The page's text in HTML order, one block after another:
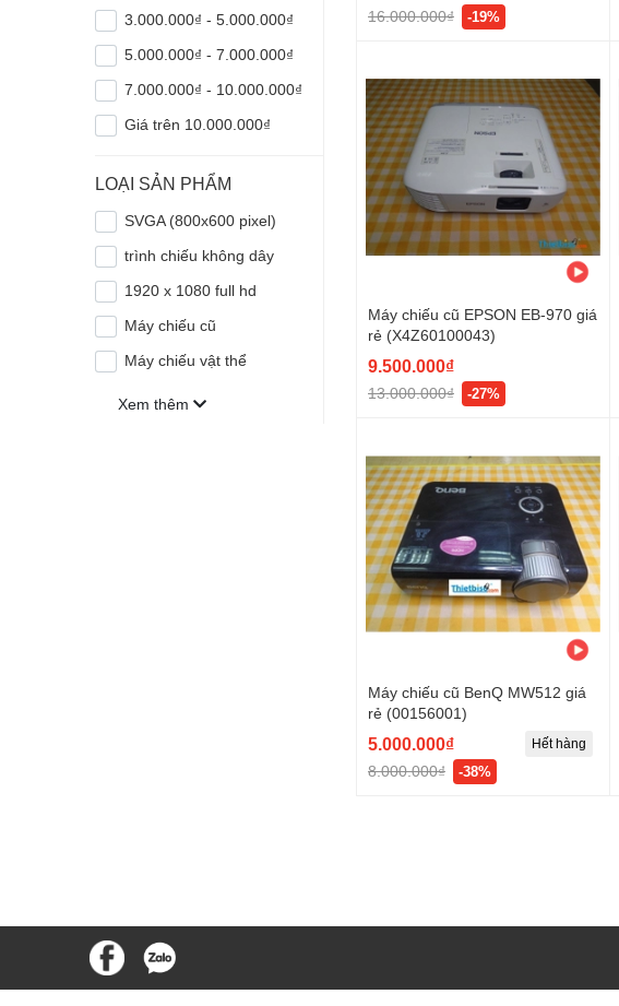
3.000.000₫ - 5.000.000₫
5.000.000₫ - 7.000.000₫
7.000.000₫ - 10.000.000₫
Giá trên 10.000.000₫
LOẠI SẢN PHẨM
SVGA (800x600 pixel)
trình chiếu không dây
1920 x 1080 full hd
Máy chiếu cũ
Máy chiếu vật thể
Xem thêm
16.000.000₫ -19%
Máy chiếu cũ EPSON EB-970 giá
rẻ (X4Z60100043)
9.500.000₫
13.000.000₫ -27%
Máy chiếu cũ BenQ MW512 giá
rẻ (00156001)
5.000.000₫
8.000.000₫ -38%
Hết hàng